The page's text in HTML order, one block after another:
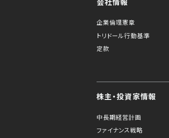
企業倫理憲章
トリドール行動基準
定款
株主・投資家情報
中長期経営計画
ファイナンス戦略